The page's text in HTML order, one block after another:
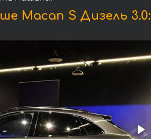
Macan S Дизель 3.0: